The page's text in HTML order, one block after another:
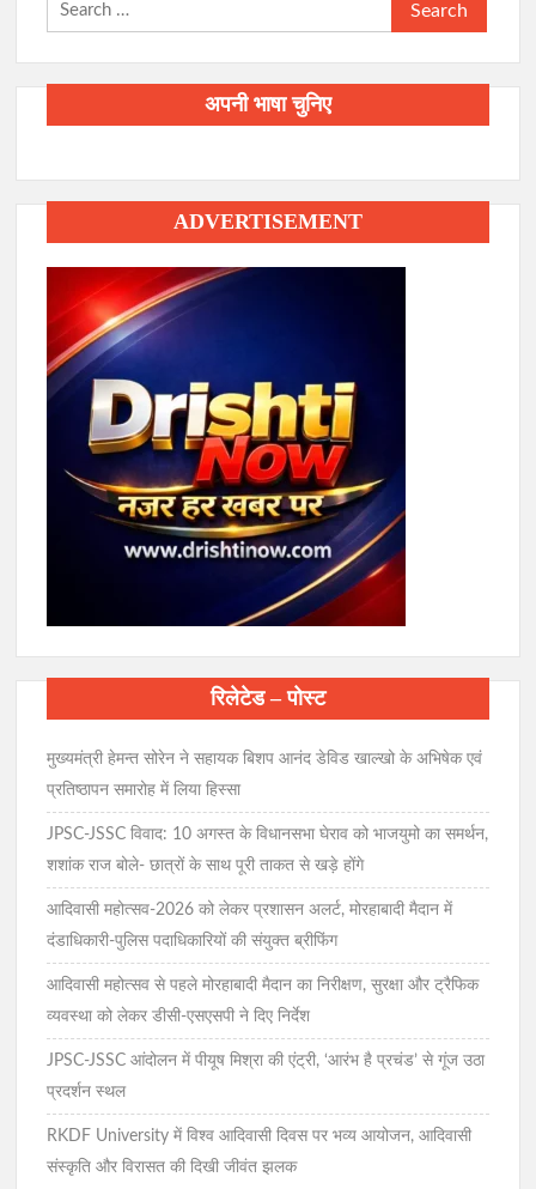
for:
अपनी भाषा चुनिए
ADVERTISEMENT
रिलेटेड – पोस्ट
मुख्यमंत्री हेमन्त सोरेन ने सहायक बिशप आनंद डेविड खाल्खो के अभिषेक एवं
प्रतिष्ठापन समारोह में लिया हिस्सा
JPSC-JSSC विवाद: 10 अगस्त के विधानसभा घेराव को भाजयुमो का समर्थन,
शशांक राज बोले- छात्रों के साथ पूरी ताकत से खड़े होंगे
आदिवासी महोत्सव-2026 को लेकर प्रशासन अलर्ट, मोरहाबादी मैदान में
दंडाधिकारी-पुलिस पदाधिकारियों की संयुक्त ब्रीफिंग
आदिवासी महोत्सव से पहले मोरहाबादी मैदान का निरीक्षण, सुरक्षा और ट्रैफिक
व्यवस्था को लेकर डीसी-एसएसपी ने दिए निर्देश
JPSC-JSSC आंदोलन में पीयूष मिश्रा की एंट्री, ‘आरंभ है प्रचंड’ से गूंज उठा
प्रदर्शन स्थल
RKDF University में विश्व आदिवासी दिवस पर भव्य आयोजन, आदिवासी
संस्कृति और विरासत की दिखी जीवंत झलक